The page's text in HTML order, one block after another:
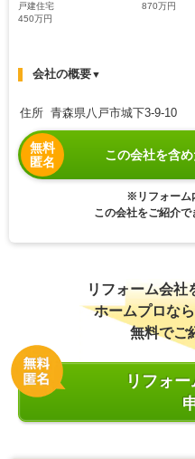
戸建住宅
450万円
870万円
会社の概要▼
住所 青森県八戸市城下3-9-10
無料
匿名
この会社を含
※リフォーム
この会社をご紹介で
リフォーム会社
ホームプロな
無料でご
リフォ